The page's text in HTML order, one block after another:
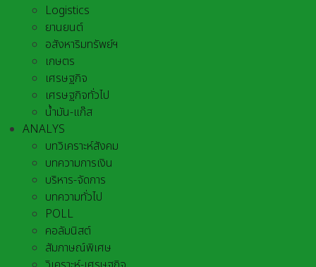
Logistics
ยานยนต์
อสังหาริมทรัพย์ฯ
เกษตร
เศรษฐกิจ
เศรษฐกิจทั่วไป
น้ำมัน-แก๊ส
ANALYS
บทวิเคราะห์สังคม
บทความการเงิน
บริหาร-จัดการ
บทความทั่วไป
POLL
คอลัมนิสต์
สัมภาษณ์พิเศษ